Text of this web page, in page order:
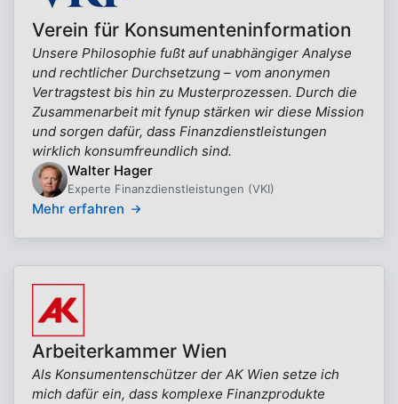
Verein für Konsumenteninformation
Unsere Philosophie fußt auf unabhängiger Analyse
und rechtlicher Durchsetzung – vom anonymen
Vertragstest bis hin zu Musterprozessen. Durch die
Zusammenarbeit mit fynup stärken wir diese Mission
und sorgen dafür, dass Finanzdienstleistungen
wirklich konsumfreundlich sind.
Walter Hager
Experte Finanzdienstleistungen (VKI)
Mehr erfahren
Arbeiterkammer Wien
Als Konsumentenschützer der AK Wien setze ich
mich dafür ein, dass komplexe Finanzprodukte